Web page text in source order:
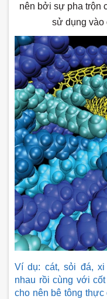
nên bởi sự pha trộn
sử dụng vào
Ví dụ: cát, sỏi đá,
nhau rồi cùng với
cho nên bê tông thực